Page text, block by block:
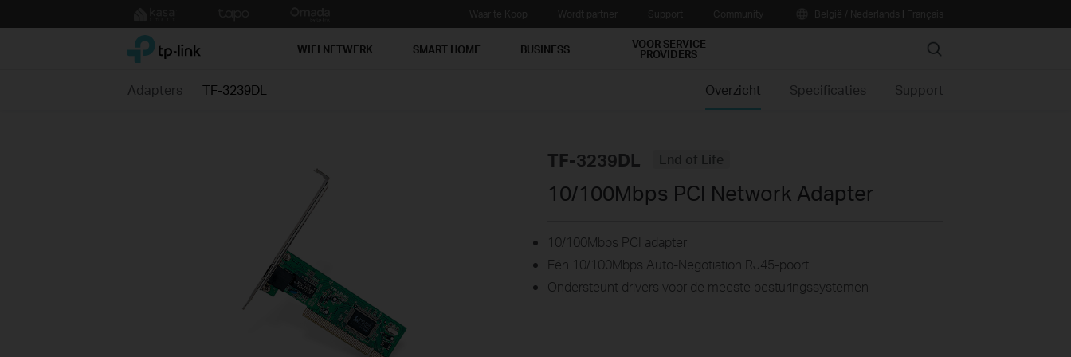
to
|
TP-Link, Reliably Smart WIFI NETWERK SMART HOME BUSINESS VOOR SERVICE
PROVIDERS Search
Adapters TF-3239DL Overzicht Specificaties Support
TF-3239DL End of Life
10/100Mbps PCI Network Adapter
10/100Mbps PCI adapter
Eén 10/100Mbps Auto-Negotiation RJ45-poort
Ondersteunt drivers voor de meeste besturingssystemen